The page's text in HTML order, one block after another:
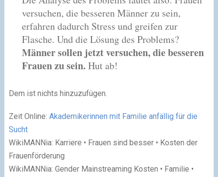
versuchen, die besseren Männer zu sein,
erfahren dadurch Stress und greifen zur
Flasche. Und die Lösung des Problems?
Männer sollen jetzt versuchen, die besseren
Frauen zu sein. Hut ab!
Dem ist nichts hinzuzufügen.
Zeit Online: Akademikerinnen mit Familie anfällig für die
Sucht
WikiMANNia: Karriere • Frauen sind besser • Kosten der
Frauenförderung
WikiMANNia: Gender Mainstreaming Kosten • Familie •